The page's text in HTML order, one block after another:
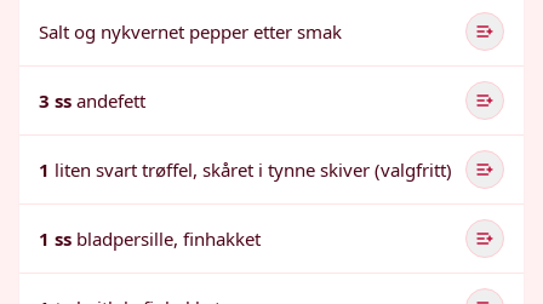
Salt og nykvernet pepper etter smak
3 ss andefett
1 liten svart trøffel, skåret i tynne skiver (valgfritt)
1 ss bladpersille, finhakket